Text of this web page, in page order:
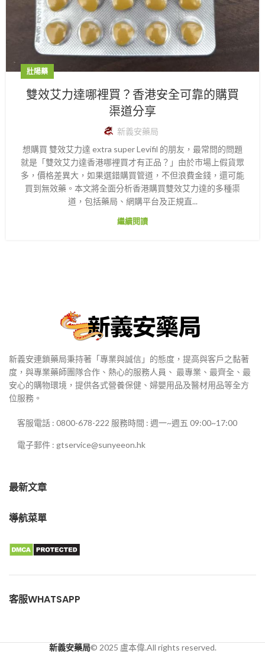
壯陽藥
雙效艾力達哪裡買？香港安全可靠的購買
渠道分享
新義安藥局
想購買 雙效艾力達 extra super Levifil 的朋友，最常問的問題
就是「雙效艾力達香港哪裡買才有正品？」由於市場上假貨眾
多，價格差異大，如果選錯購買管道，不但浪費金錢，還可能
買到無效藥。本文將全面分析香港購買雙效艾力達的多種渠
道，包括藥局、網購平台及正規直...
繼續閱讀
新義安連鎖藥局秉持著「專業與誠信」的態度，提高與客戶之黏著
度，與專業藥師團隊合作、熱心的服務人員、 最專業、最齊全、最
安心的購物環境，提供各式營養保健、婦嬰用品及醫材用品等全方
位服務。
客服電話 : 0800-678-222 服務時間 : 週一~週五 09:00~17:00
電子郵件 : gtservice@sunyeeon.hk
最新文章
導航菜單
客服WHATSAPP
新義安藥局© 2025 盧本偉.All rights reserved.